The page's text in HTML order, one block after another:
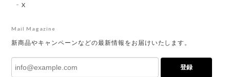
X
Mail Magazine
新商品やキャンペーンなどの最新情報をお届けいたします。
登録